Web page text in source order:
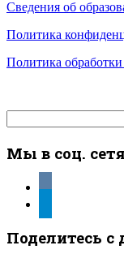
Сведения об
Политика
Политика
Мы в соц.
Поделитесь с